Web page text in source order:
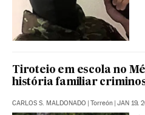
Tiroteio em escola no
história familiar
CARLOS S. MALDONADO Torreón JAN 19,